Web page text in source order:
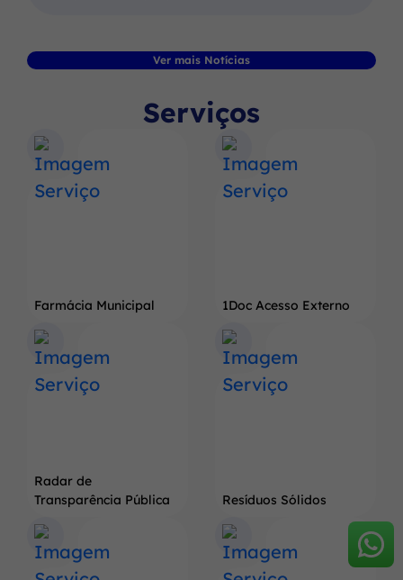
Ver mais Notícias
Serviços
Farmácia Municipal 1Doc Acesso Externo
Radar de
Transparência Pública
Resíduos Sólidos